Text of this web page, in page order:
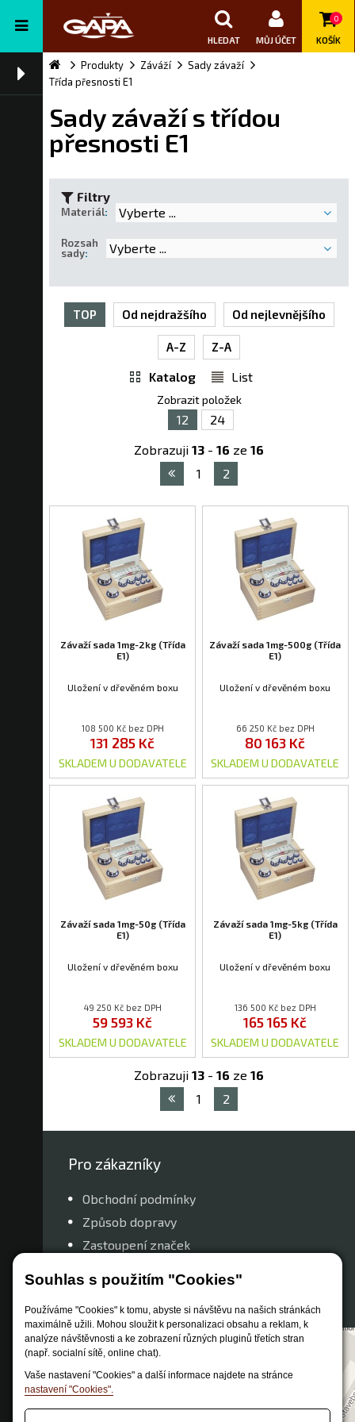
Souhlas s použitím "Cookies"
Používáme "Cookies" k tomu, abyste si návštěvu na našich stránkách
maximálně užili. Mohou sloužit k personalizaci obsahu a reklam, k
analýze návštěvnosti a ke zobrazení různých pluginů třetích stran
(např. socialní sítě, online chat).
Vaše nastavení "Cookies" a další informace najdete na stránce
nastavení "Cookies".
HLEDAT MŮJ ÚČET
0
KOŠÍK
Produkty Záváží
Sady závaží
Třída přesnosti E1
Sady závaží s třídou
přesnosti E1
Filtry
Materiál: Vyberte ...
Rozsah
sady: Vyberte ...
TOP Od nejdražšího Od nejlevnějšího
A-Z Z-A
Katalog List
Zobrazit položek
12
24
Zobrazuji 13 - 16 ze 16
1
2
Závaží sada 1mg-2kg (Třída
E1)
Uložení v dřevěném boxu
108 500 Kč bez DPH
131 285 Kč
SKLADEM U DODAVATELE
Závaží sada 1mg-500g (Třída
E1)
Uložení v dřevěném boxu
66 250 Kč bez DPH
80 163 Kč
SKLADEM U DODAVATELE
Závaží sada 1mg-50g (Třída
E1)
Uložení v dřevěném boxu
49 250 Kč bez DPH
59 593 Kč
SKLADEM U DODAVATELE
Závaží sada 1mg-5kg (Třída
E1)
Uložení v dřevěném boxu
136 500 Kč bez DPH
165 165 Kč
SKLADEM U DODAVATELE
Zobrazuji 13 - 16 ze 16
1
2
Pro zákazníky
Obchodní podmínky
Způsob dopravy
Zastoupení značek
Nastavení soukromí